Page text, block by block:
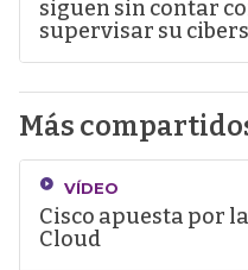
siguen sin contar
supervisar su
Más
VÍDEO
Cisco apuesta por
Cloud